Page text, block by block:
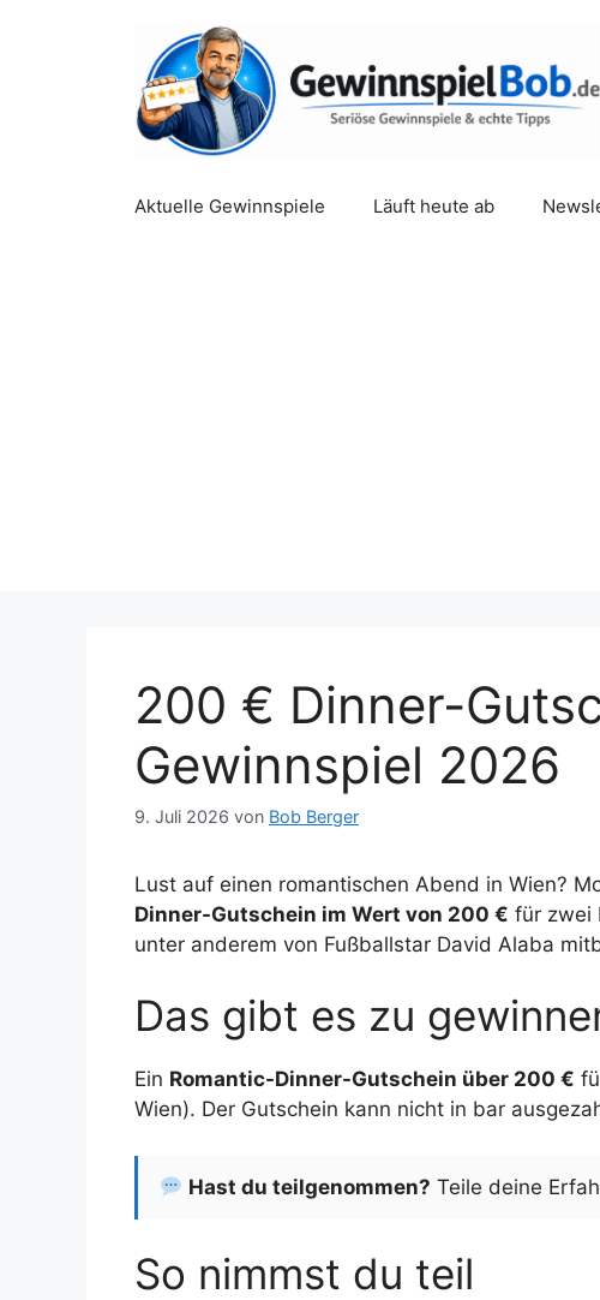
Aktuelle Gewinnspiele Läuft heute ab
200 € Dinner-
Gewinnspiel 2026
9. Juli 2026 von Bob Berger
Lust auf einen romantischen Abend in Wien?
Dinner-Gutschein im Wert von 200 € für zwei
unter anderem von Fußballstar David Alaba
Das gibt es zu
Ein Romantic-Dinner-Gutschein über 200 €
Wien). Der Gutschein kann nicht in bar
Hast du teilgenommen? Teile deine
So nimmst du teil